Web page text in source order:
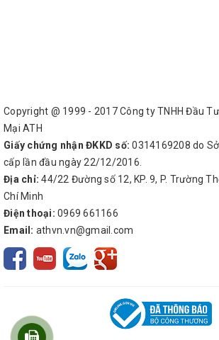
Copyright @ 1999 - 2017 Công ty TNHH Đầu
Mại ATH
Giấy chứng nhận ĐKKD số: 0314169208 do
cấp lần đầu ngày 22/12/2016.
Địa chỉ: 44/22 Đường số 12, KP. 9, P. Trường
Chí Minh
Điện thoại: 0969 661166
Email: athvn.vn@gmail.com